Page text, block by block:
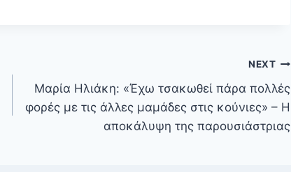
NEXT
Μαρία Ηλιάκη: «Έχω τσακωθεί πάρα πολλές
φορές με τις άλλες μαμάδες στις κούνιες» – Η
αποκάλυψη της παρουσιάστριας